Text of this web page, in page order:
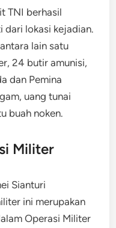
TNI berhasil
dari lokasi kejadian.
lain satu
24 butir amunisi,
dan Pemina
uang tunai
buah noken.
Militer
Sianturi
ini merupakan
Operasi Militer